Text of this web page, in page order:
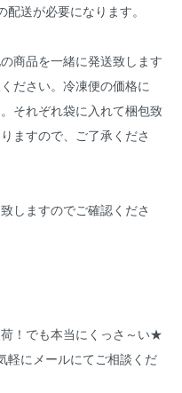
送が必要になります。
商品を一緒に発送致します
ださい。冷凍便の価格に
それぞれ袋に入れて梱包致
ますので、ご了承くださ
しますのでご確認くださ
！でも本当にくっさ～い★
軽にメールにてご相談くだ